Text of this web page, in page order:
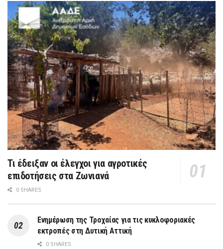
Τι έδειξαν οι έλεγχοι για αγροτικές
επιδοτήσεις στα Ζωνιανά
0 SHARES
Ενημέρωση της Τροχαίας για τις κυκλοφοριακές
εκτροπές στη Δυτική Αττική
0 SHARES